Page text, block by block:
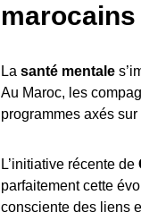
marocains
La santé mentale
Au Maroc, les
programmes axés sur
L’initiative récente de
parfaitement cette
consciente des liens